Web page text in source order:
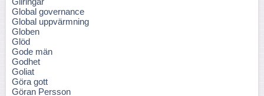
Global governance
Global uppvärmning
Globen
Glöd
Gode män
Godhet
Goliat
Göra gott
Göran Persson